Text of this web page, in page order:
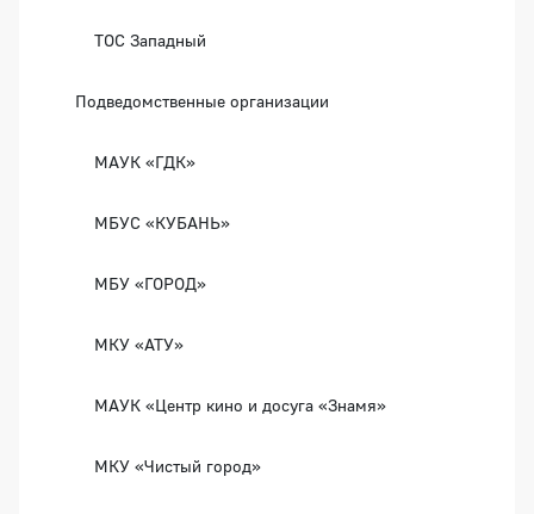
ТОС Западный
Подведомственные организации
МАУК «ГДК»
МБУС «КУБАНЬ»
МБУ «ГОРОД»
МКУ «АТУ»
МАУК «Центр кино и досуга «Знамя»
МКУ «Чистый город»